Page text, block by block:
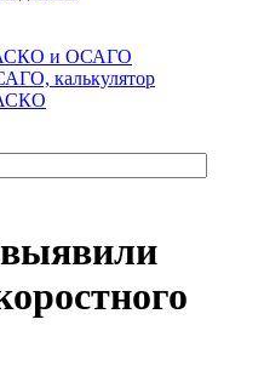
и ОСАГО
калькулятор
выявили